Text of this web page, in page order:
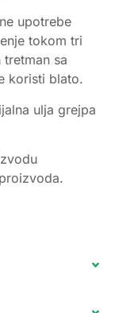
upotrebe
tokom tri
sa
koristi blato.
ulja grejpa